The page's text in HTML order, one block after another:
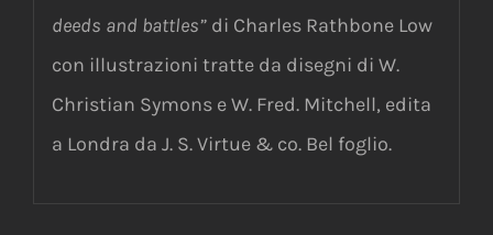
deeds and battles”di Charles Rathbone Low
con illustrazioni tratte da disegni di W.
Christian Symons e W. Fred. Mitchell, edita
a Londra da J. S. Virtue & co. Bel foglio.